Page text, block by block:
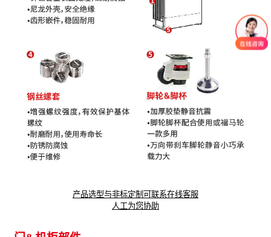
产品选型与非标定制可联系在线客服
人工为您协助